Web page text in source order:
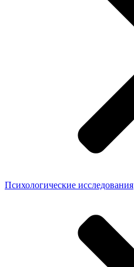
Психологические исследования